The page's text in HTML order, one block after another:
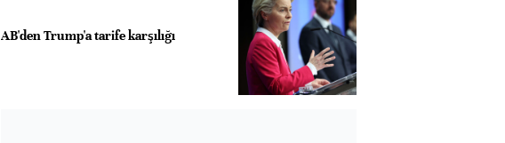
AB'den Trump'a tarife karşılığı